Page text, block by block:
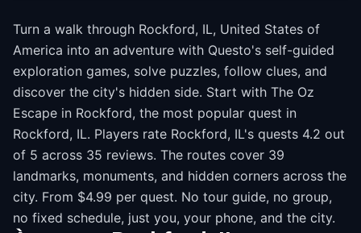
Turn a walk through Rockford, IL, United States of
America into an adventure with Questo's self-guided
exploration games, solve puzzles, follow clues, and
discover the city's hidden side. Start with The Oz
Escape in Rockford, the most popular quest in
Rockford, IL. Players rate Rockford, IL's quests 4.2 out
of 5 across 35 reviews. The routes cover 39
landmarks, monuments, and hidden corners across the
city. From $4.99 per quest. No tour guide, no group,
no fixed schedule, just you, your phone, and the city.